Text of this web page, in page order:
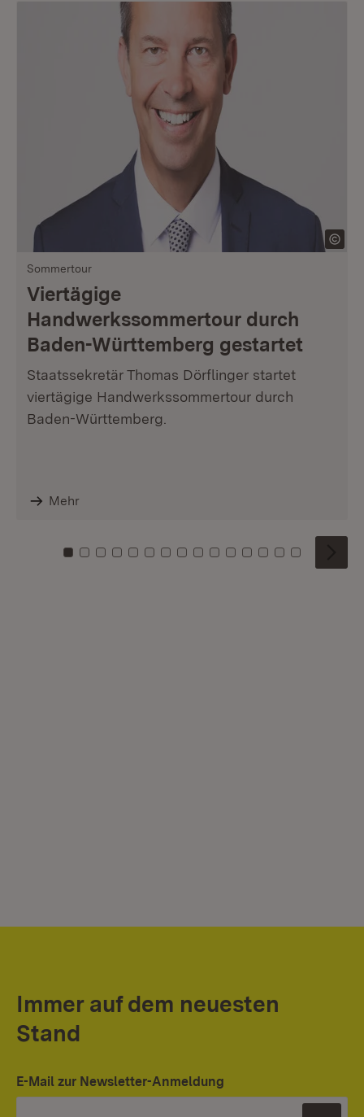
Sommertour
Viertägige
Handwerkssommertour durch
Baden-Württemberg gestartet
Staatssekretär Thomas Dörflinger startet
viertägige Handwerkssommertour durch
Baden-Württemberg.
Mehr
Zu Kachel: 0
Zu Kachel: 1
Zu Kachel: 2
Zu Kachel: 3
Zu Kachel: 4
Zu Kachel: 5
Zu Kachel: 6
Zu Kachel: 7
Zu Kachel: 8
Zu Kachel: 9
Zu Kachel: 10
Zu Kachel: 11
Zu Kachel: 12
Zu Kachel:
Zu
Immer auf dem neuesten
Stand
E-Mail zur Newsletter-Anmeldung